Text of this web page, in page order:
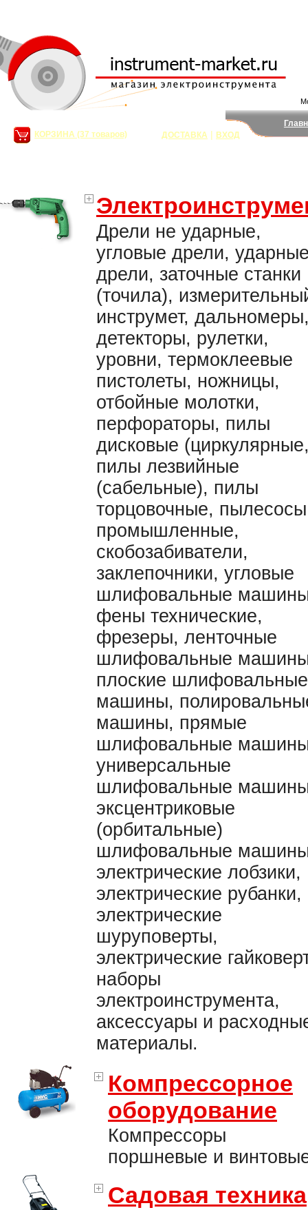
КОРЗИНА (37 товаров)
ДОСТАВКА | ВХОД
Дрели не ударные,
угловые дрели,
дрели, заточные станки
(точила),
инструмет,
детекторы, рулетки,
уровни, термоклеевые
пистолеты, ножницы,
отбойные молотки,
перфораторы, пилы
дисковые
пилы лезвийные
(сабельные), пилы
торцовочные, пылесосы
промышленные,
скобозабиватели,
заклепочники, угловые
шлифовальные
фены технические,
фрезеры, ленточные
шлифовальные
плоские шлифовальные
машины,
машины, прямые
шлифовальные
универсальные
шлифовальные
эксцентриковые
(орбитальные)
шлифовальные
электрические лобзики,
электрические рубанки,
электрические
шуруповерты,
электрические
наборы
электроинструмента,
аксессуары и
материалы.
Компрессорное
оборудование
Компрессоры
поршневые и
Садовая техника